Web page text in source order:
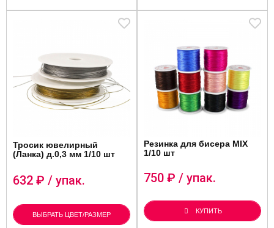
Тросик ювелирный
(Ланка) д.0,3 мм 1/10 шт
632 ₽ / упак.
ВЫБРАТЬ ЦВЕТ/РАЗМЕР
Резинка для бисера MIX
1/10 шт
750 ₽ / упак.
КУПИТЬ